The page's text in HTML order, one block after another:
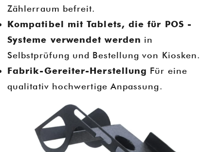
Zählerraum befreit.
Kompatibel mit Tablets, die für POS -
Systeme verwendet werden in
Selbstprüfung und Bestellung von Kiosken.
Fabrik-Gereiter-Herstellung Für eine
qualitativ hochwertige Anpassung.